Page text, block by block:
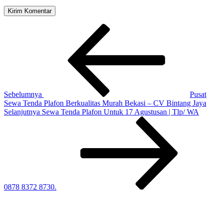
Sebelumnya
Pusat
Sewa Tenda Plafon Berkualitas Murah Bekasi – CV Bintang Jaya
Pos
Selanjutnya Sewa Tenda Plafon Untuk 17 Agustusan | Tlp/ WA
0878 8372 8730.